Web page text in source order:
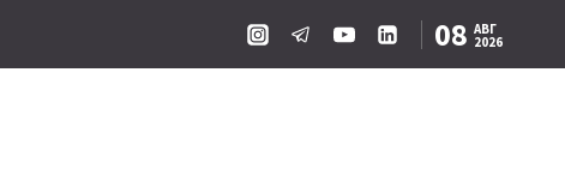
08 АВГ
2026